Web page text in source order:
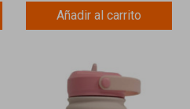
Añadir al carrito